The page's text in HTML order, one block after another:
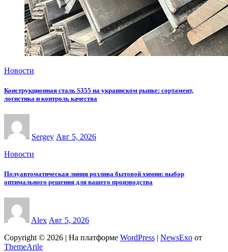
Новости
Конструкционная сталь S355 на украинском рынке: сортамент,
логистика и контроль качества
Sergey Авг 5, 2026
Новости
Полуавтоматическая линия розлива бытовой химии: выбор
оптимального решения для вашего производства
Alex Авг 5, 2026
Copyright © 2026 | На платформе WordPress NewsExo от
ThemeArile